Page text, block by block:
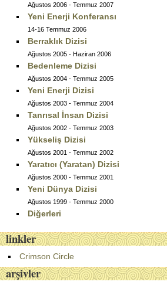
Ağustos 2006 - Temmuz 2007
Yeni Enerji Konferansı
14-16 Temmuz 2006
Berraklık Dizisi
Ağustos 2005 - Haziran 2006
Bedenleme Dizisi
Ağustos 2004 - Temmuz 2005
Yeni Enerji Dizisi
Ağustos 2003 - Temmuz 2004
Tanrısal İnsan Dizisi
Ağustos 2002 - Temmuz 2003
Yükseliş Dizisi
Ağustos 2001 - Temmuz 2002
Yaratıcı (Yaratan) Dizisi
Ağustos 2000 - Temmuz 2001
Yeni Dünya Dizisi
Ağustos 1999 - Temmuz 2000
Diğerleri
linkler
Crimson Circle
arşivler